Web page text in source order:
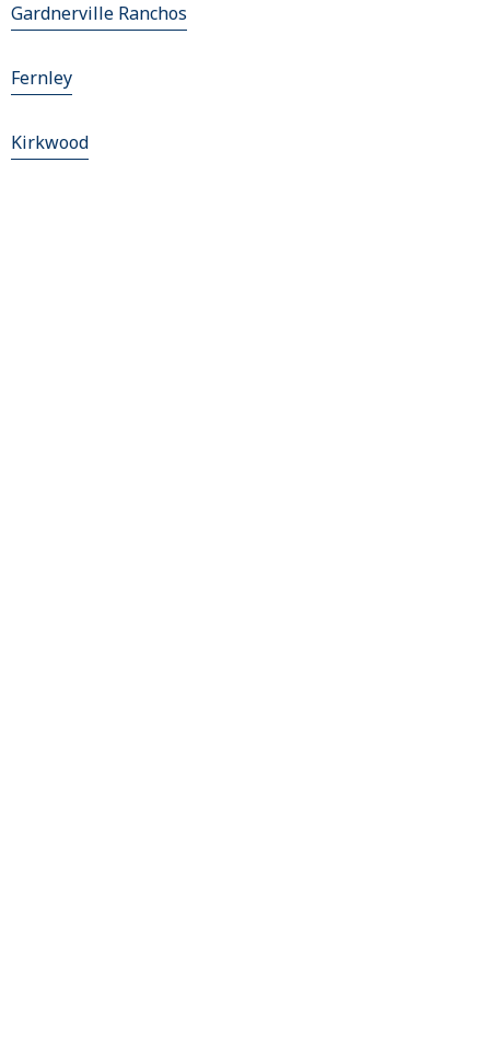
Gardnerville Ranchos
Fernley
Kirkwood